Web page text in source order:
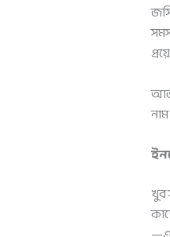
আজ
খুব